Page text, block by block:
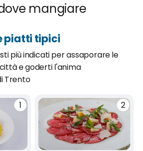
mangiare
piatti tipici
più indicati per assaporare le
e goderti l'anima
Trento